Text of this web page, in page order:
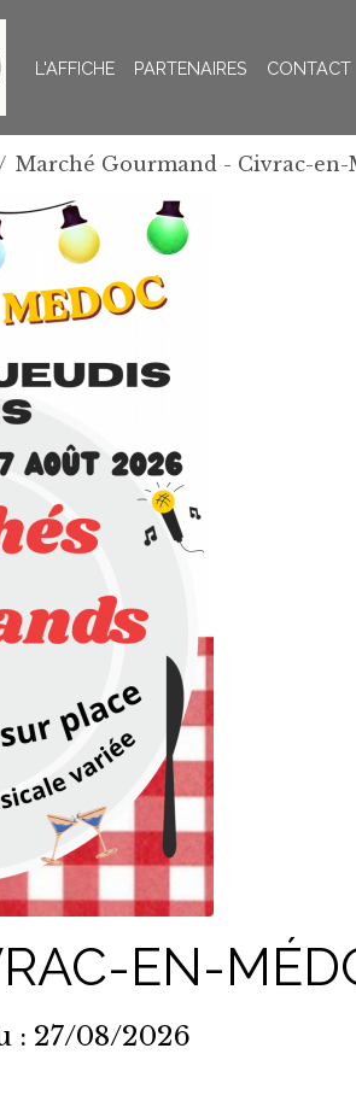
L'AFFICHE PARTENAIRES CONTACT
Marché Gourmand - Civrac-en-
EN-
: 27/08/2026